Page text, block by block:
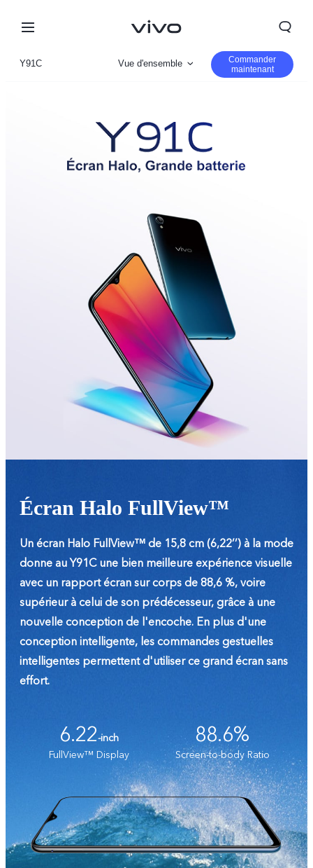
Y91C Vue d'ensemble
Commander
maintenant
Écran Halo FullView™
Un écran Halo FullView™ de 15,8 cm (6,22’’) à la mode
donne au Y91C une bien meilleure expérience visuelle
avec un rapport écran sur corps de 88,6 %, voire
supérieur à celui de son prédécesseur, grâce à une
nouvelle conception de l'encoche. En plus d'une
conception intelligente, les commandes gestuelles
intelligentes permettent d'utiliser ce grand écran sans
effort.
6.22-inch
FullView™ Display
88.6%
Screen-to-body Ratio